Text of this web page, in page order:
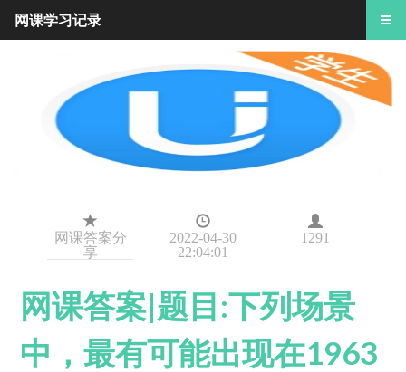
网课答案分
享
2022-04-30
22:04:01
1291
网课答案|题目:下列场景
中，最有可能出现在1963
网课学习记录